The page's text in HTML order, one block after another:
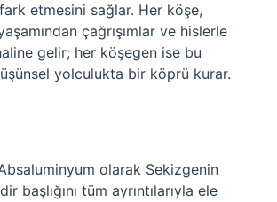
etmesini sağlar. Her köşe,
çağrışımlar ve hislerle
gelir; her köşegen ise bu
yolculukta bir köprü kurar.
olarak Sekizgenin
başlığını tüm ayrıntılarıyla ele